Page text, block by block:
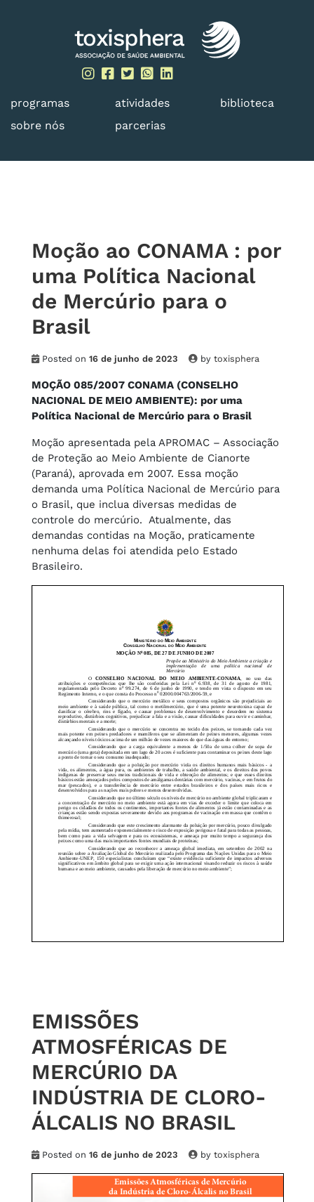
programas atividades
biblioteca
sobre nós
parcerias
Moção ao CONAMA : por
uma Política Nacional
de Mercúrio para o
Brasil
Posted on 16 de junho de 2023 by toxisphera
MOÇÃO 085/2007 CONAMA (CONSELHO
NACIONAL DE MEIO AMBIENTE): por uma
Política Nacional de Mercúrio para o Brasil
Moção apresentada pela APROMAC – Associação
de Proteção ao Meio Ambiente de Cianorte
(Paraná), aprovada em 2007. Essa moção
demanda uma Política Nacional de Mercúrio para
o Brasil, que inclua diversas medidas de
controle do mercúrio. Atualmente, das
demandas contidas na Moção, praticamente
nenhuma delas foi atendida pelo Estado
Brasileiro.
EMISSÕES
ATMOSFÉRICAS DE
MERCÚRIO DA
INDÚSTRIA DE CLORO-
ÁLCALIS NO BRASIL
Posted on 16 de junho de 2023 by toxisphera